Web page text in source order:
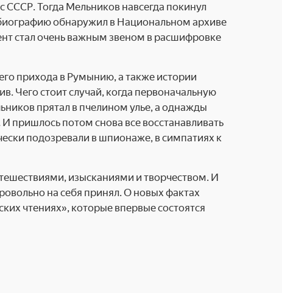
СССР. Тогда Мельников навсегда покинул
обнаружил в Национальном архиве
стал очень важным звеном в расшифровке
прихода в Румынию, а также истории
Чего стоит случай, когда первоначальную
прятал в пчелином улье, а однажды
пришлось потом снова все восстанавливать
подозревали в шпионаже, в симпатиях к
изысканиями и творчеством. И
на себя принял. О новых фактах
чтениях», которые впервые состоятся